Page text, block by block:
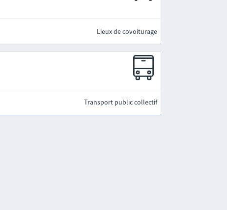
Lieux de covoiturage
Transport public collectif